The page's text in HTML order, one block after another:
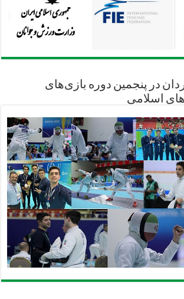
در پنجمین دوره بازی‌های
اسلامی